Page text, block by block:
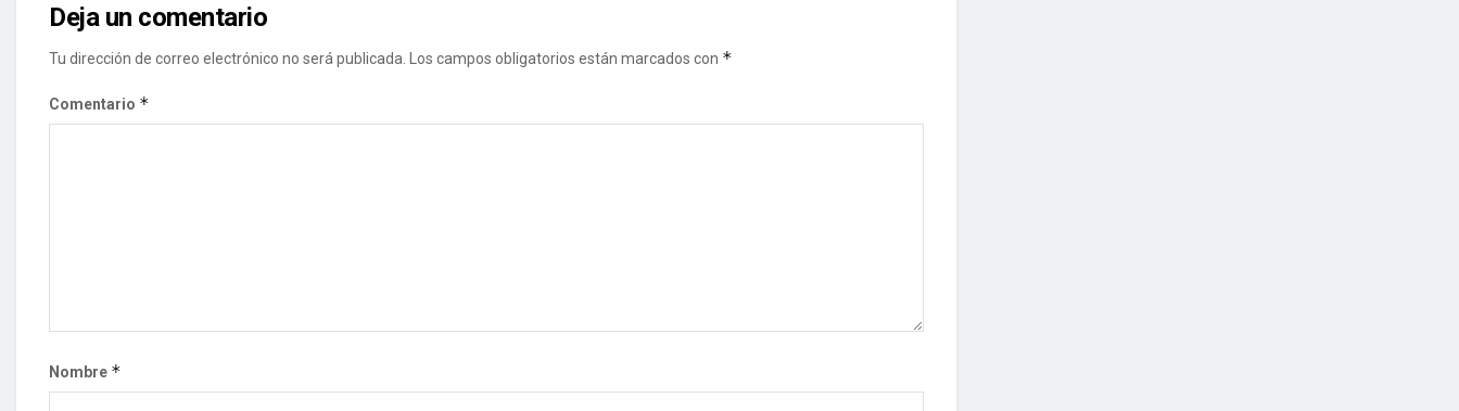
Deja un comentario
Tu dirección de correo electrónico no será publicada. Los campos obligatorios están marcados con *
Comentario *
Nombre *